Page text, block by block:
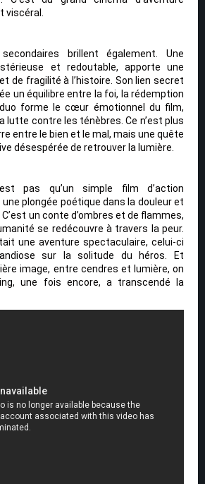
brillent également. Une
et redoutable, apporte une
de fragilité à l’histoire. Son lien secret
un équilibre entre la foi, la rédemption
forme le cœur émotionnel du film,
lutte contre les ténèbres. Ce n’est plus
entre le bien et le mal, mais une quête
désespérée de retrouver la lumière.
pas qu’un simple film d’action
plongée poétique dans la douleur et
un conte d’ombres et de flammes,
se redécouvre à travers la peur.
une aventure spectaculaire, celui-ci
sur la solitude du héros. Et
image, entre cendres et lumière, on
une fois encore, a transcendé la